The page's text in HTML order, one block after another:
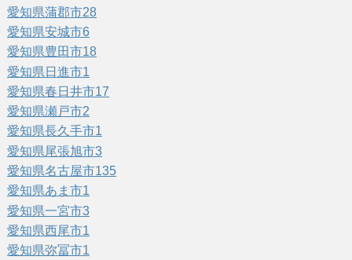
愛知県蒲郡市28
愛知県安城市6
愛知県豊田市18
愛知県日進市1
愛知県春日井市17
愛知県瀬戸市2
愛知県長久手市1
愛知県尾張旭市3
愛知県名古屋市135
愛知県あま市1
愛知県一宮市3
愛知県西尾市1
愛知県弥冨市1